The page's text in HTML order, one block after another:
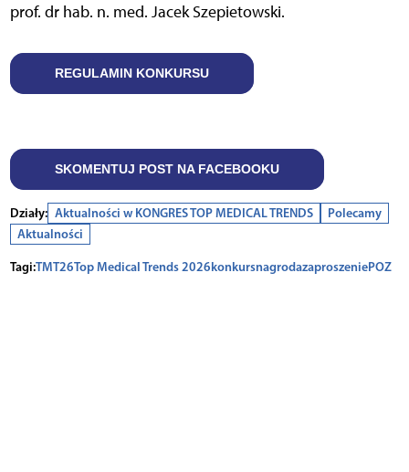
prof. dr hab. n. med. Jacek Szepietowski.
REGULAMIN KONKURSU
SKOMENTUJ POST NA FACEBOOKU
Działy: Aktualności w KONGRES TOP MEDICAL TRENDS
Polecamy
Aktualności
Tagi:TMT26Top Medical Trends 2026konkursnagrodazaproszeniePOZ